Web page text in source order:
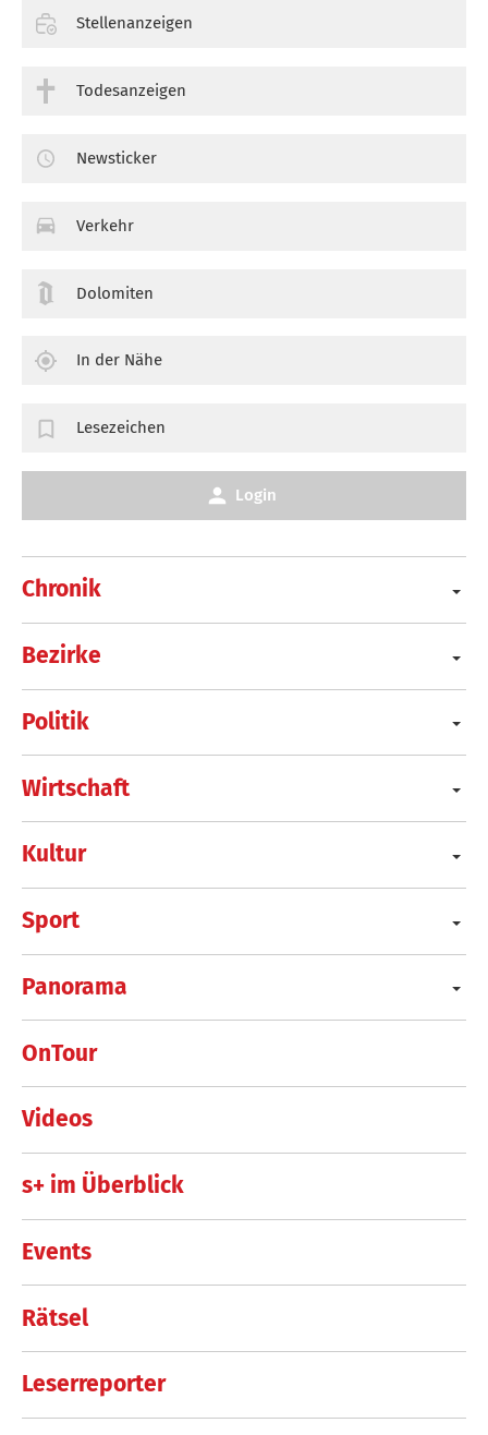
Chronik
Bezirke
Politik
Wirtschaft
Kultur
Sport
Panorama
OnTour
Videos
s+ im Überblick
Events
Rätsel
Leserreporter
Stellenanzeigen
Todesanzeigen
Newsticker
Verkehr
Dolomiten
In der Nähe
Lesezeichen
Login